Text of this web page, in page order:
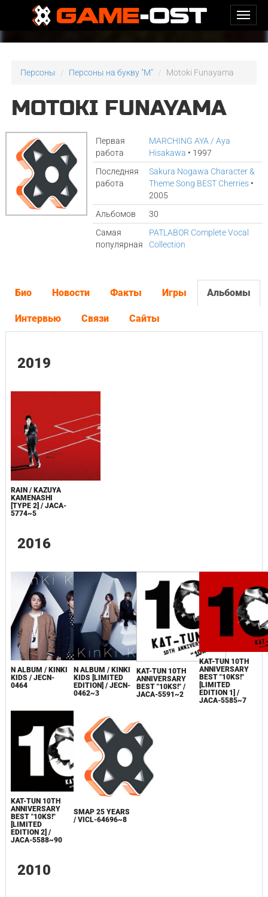
Персоны Персоны на букву "M" Motoki Funayama
MOTOKI FUNAYAMA
Первая
работа
MARCHING AYA / Aya
Hisakawa • 1997
Последняя
работа
Sakura Nogawa Character &
Theme Song BEST Cherries •
2005
Альбомов
30
Самая
популярная
PATLABOR Complete Vocal
Collection
Био Новости Факты Игры Альбомы
Интервью Связи Сайты
2019
RAIN / KAZUYA
KAMENASHI
[TYPE 2] / JACA-
5774~5
2016
N ALBUM / KINKI
KIDS / JECN-
0464
N ALBUM / KINKI
KIDS [LIMITED
EDITION] / JECN-
0462~3
KAT-TUN 10TH
ANNIVERSARY
BEST "10KS!" /
JACA-5591~2
KAT-TUN 10TH
ANNIVERSARY
BEST "10KS!"
[LIMITED
EDITION 1] /
JACA-5585~7
KAT-TUN 10TH
ANNIVERSARY
BEST "10KS!"
[LIMITED
EDITION 2] /
JACA-5588~90
SMAP 25 YEARS
/ VICL-64696~8
2010